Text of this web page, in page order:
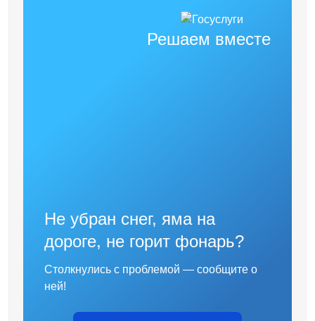
Решаем вместе
Не убран снег, яма на
дороге, не горит фонарь?
Столкнулись с проблемой — сообщите о
ней!